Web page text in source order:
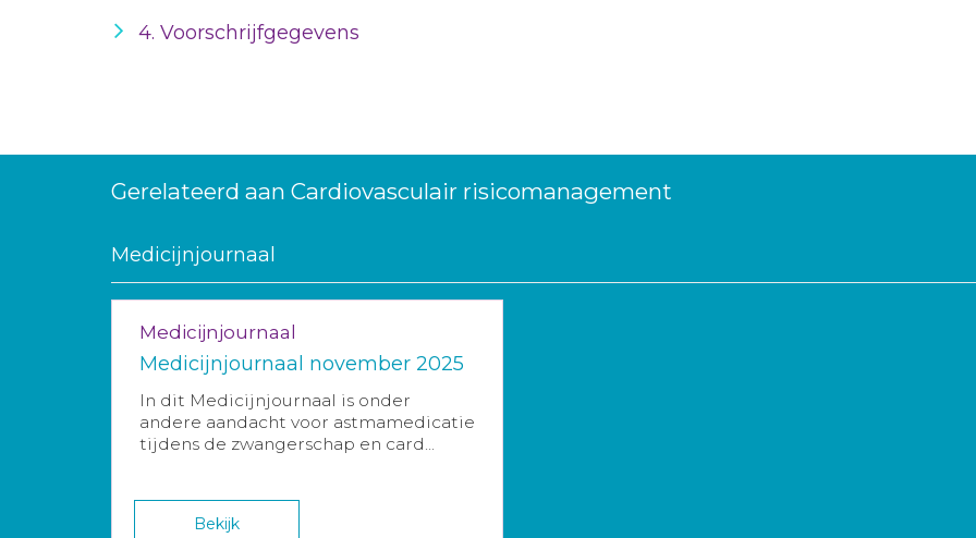
4. Voorschrijfgegevens
Gerelateerd aan Cardiovasculair risicomanagement
Medicijnjournaal
Medicijnjournaal
Medicijnjournaal november 2025
In dit Medicijnjournaal is onder
andere aandacht voor astmamedicatie
tijdens de zwangerschap en card...
Bekijk